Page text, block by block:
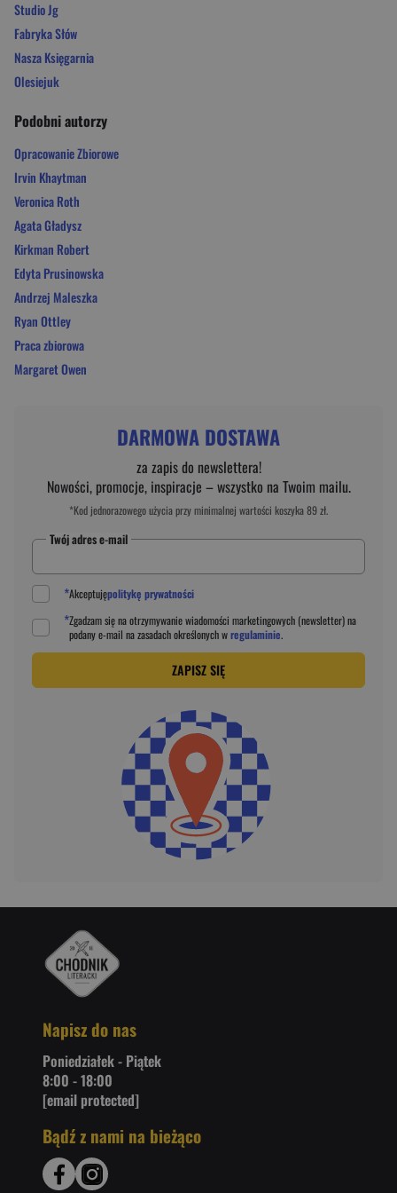
Studio Jg
Fabryka Słów
Nasza Księgarnia
Olesiejuk
Podobni autorzy
Opracowanie Zbiorowe
Irvin Khaytman
Veronica Roth
Agata Gładysz
Kirkman Robert
Edyta Prusinowska
Andrzej Maleszka
Ryan Ottley
Praca zbiorowa
Margaret Owen
DARMOWA DOSTAWA
za zapis do newslettera!
Nowości, promocje, inspiracje – wszystko na Twoim mailu.
*Kod jednorazowego użycia przy minimalnej wartości koszyka 89 zł.
Twój adres e-mail
*Akceptujępolitykę prywatności
*Zgadzam się na otrzymywanie wiadomości marketingowych (newsletter) na
podanye-mail na zasadach określonych wregulaminie.
ZAPISZ SIĘ
Napisz do nas
Poniedziałek - Piątek
8:00 - 18:00
[email protected]
Bądź z nami na bieżąco